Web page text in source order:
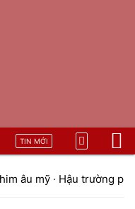
TIN MỚI
âu mỹ · Hậu trường